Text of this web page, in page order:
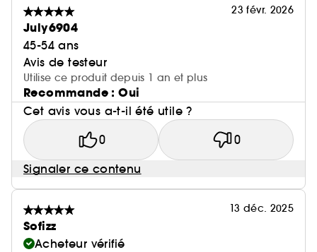
23 févr. 2026
July6904
45-54 ans
Avis de testeur
Utilise ce produit depuis 1 an et plus
Recommande : Oui
Cet avis vous a-t-il été utile ?
0 0
Signaler ce contenu
13 déc. 2025
Sofizz
Acheteur vérifié